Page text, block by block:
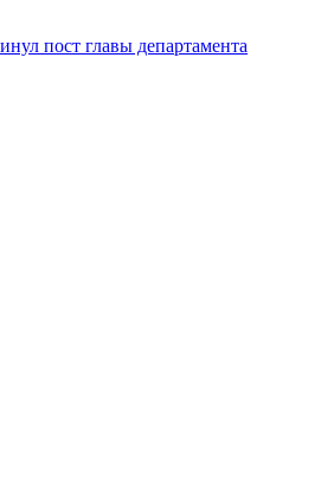
пост главы департамента